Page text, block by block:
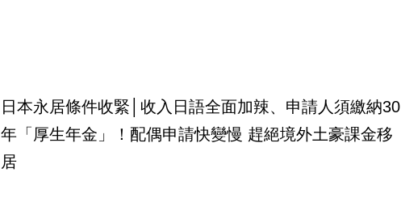
日本永居條件收緊│收入日語全面加辣、申請人須繳納30
年「厚生年金」！配偶申請快變慢 趕絕境外土豪課金移
居